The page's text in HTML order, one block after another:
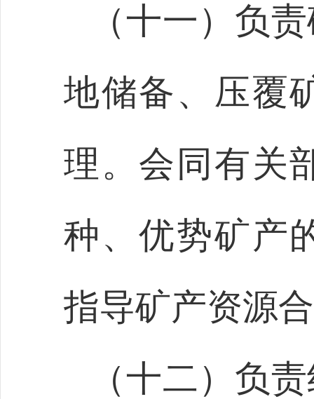
（十一）负
地储备、压覆
理。会同有关
种、优势矿产
指导矿产资源
（十二）负